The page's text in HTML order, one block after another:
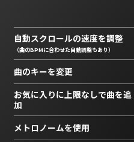
自動スクロールの速度を調整
（曲のBPMに合わせた自動調整もあり）
曲のキーを変更
お気に入りに上限なしで曲を追
加
メトロノームを使用